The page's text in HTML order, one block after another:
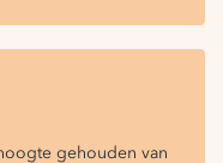
gehouden van